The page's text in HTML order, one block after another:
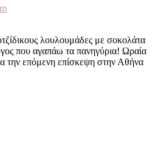
λουλουμάδες με σοκολάτα
που αγαπάω τα πανηγύρια! Ωραία
την επόμενη επίσκεψη στην Αθήνα